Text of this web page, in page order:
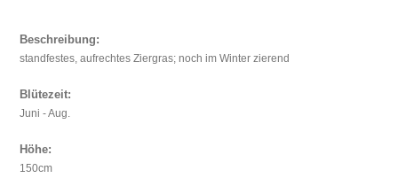
Beschreibung:
standfestes, aufrechtes Ziergras; noch im Winter zierend
Blütezeit:
Juni - Aug.
Höhe:
150cm